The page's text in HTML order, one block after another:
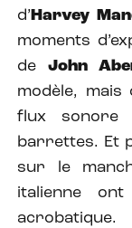
d’ Harvey
moments
de John
modèle,
flux sonore
barrettes. Et
sur le
italienne
acrobatique.